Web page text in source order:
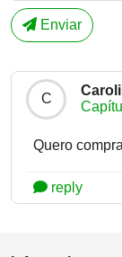
Enviar
C
Quero
reply